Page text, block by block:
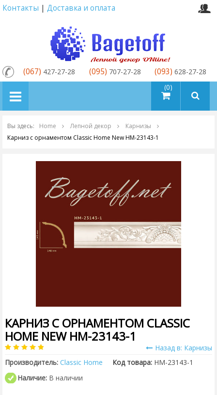
Контакты | Доставка и оплата
товаров (0)
(067) 427-27-28 (095) 707-27-28 (093) 628-27-28
Вы здесь: Home Лепной декор
Карнизы
Карниз с орнаментом Classic Home New HM-23143-1
КАРНИЗ С ОРНАМЕНТОМ CLASSIC
HOME NEW HM-23143-1
Назад в: Карнизы
Производитель: Classic Home Код товара: HM-23143-1
Наличие: В наличии